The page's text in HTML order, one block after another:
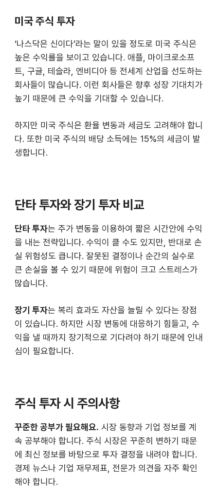
미국 주식 투자
‘나스닥은 신이다’라는 말이 있을 정도로 미국 주식은
높은 수익률을 보이고 있습니다. 애플, 마이크로소프
트, 구글, 테슬라, 엔비디아 등 전세계 산업을 선도하는
회사들이 많습니다. 이런 회사들은 향후 성장 기대치가
높기 때문에 큰 수익을 기대할 수 있습니다.
하지만 미국 주식은 환율 변동과 세금도 고려해야 합니
다. 또한 미국 주식의 배당 소득에는 15%의 세금이 발
생합니다.
단타 투자와 장기 투자 비교
단타 투자는 주가 변동을 이용하여 짧은 시간안에 수익
을 내는 전략입니다. 수익이 클 수도 있지만, 반대로 손
실 위험성도 큽니다. 잘못된 결정이나 순간의 실수로
큰 손실을 볼 수 있기 때문에 위험이 크고 스트레스가
많습니다.
장기 투자는 복리 효과도 자산을 늘릴 수 있다는 장점
이 있습니다. 하지만 시장 변동에 대응하기 힘들고, 수
익을 낼 때까지 장기적으로 기다려야 하기 때문에 인내
심이 필요합니다.
주식 투자 시 주의사항
꾸준한 공부가 필요해요. 시장 동향과 기업 정보를 계
속 공부해야 합니다. 주식 시장은 꾸준히 변하기 때문
에 최신 정보를 바탕으로 투자 결정을 내려야 합니다.
경제 뉴스나 기업 재무제표, 전문가 의견을 자주 확인
해야 합니다.